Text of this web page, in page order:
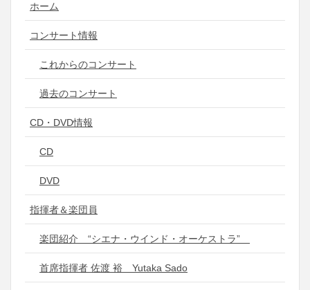
ホーム
コンサート情報
これからのコンサート
過去のコンサート
CD・DVD情報
CD
DVD
指揮者＆楽団員
楽団紹介 “シエナ・ウインド・オーケストラ”
首席指揮者 佐渡 裕 Yutaka Sado